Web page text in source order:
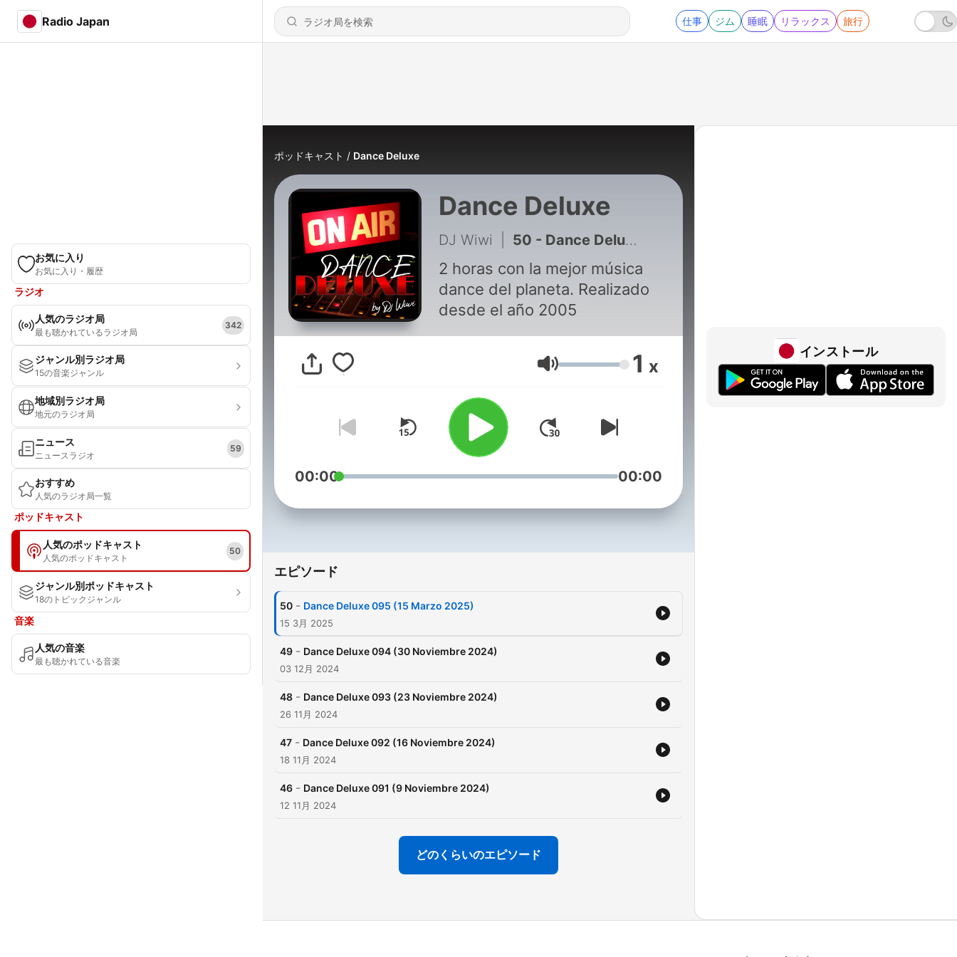
Radio Japan 仕事 ジム 睡眠 リラックス 旅行
お気に入り
お気に入り・履歴
ラジオ
人気のラジオ局
最も聴かれているラジオ局
342
ジャンル別ラジオ局
15の音楽ジャンル
地域別ラジオ局
地元のラジオ局
ニュース
ニュースラジオ
59
おすすめ
人気のラジオ局一覧
ポッドキャスト
人気のポッドキャスト
人気のポッドキャスト
50
ジャンル別ポッドキャスト
18のトピックジャンル
音楽
人気の音楽
最も聴かれている音楽
ポッドキャスト Dance Deluxe
Dance Deluxe
DJ Wiwi 50 - Dance Deluxe 095 (15 Marzo 2025)
2 horas con la mejor música
dance del planeta. Realizado
desde el año 2005
音量 1 x
00:00 00:00
エピソード
50 - Dance Deluxe 095 (15 Marzo 2025)
15 3月 2025
49 - Dance Deluxe 094 (30 Noviembre 2024)
03 12月 2024
48 - Dance Deluxe 093 (23 Noviembre 2024)
26 11月 2024
47 - Dance Deluxe 092 (16 Noviembre 2024)
18 11月 2024
46 - Dance Deluxe 091 (9 Noviembre 2024)
12 11月 2024
どのくらいのエピソード
インストール